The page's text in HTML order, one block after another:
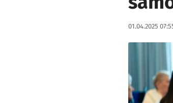
Data
01.04.2025